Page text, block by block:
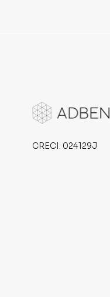
CRECI: 024129J